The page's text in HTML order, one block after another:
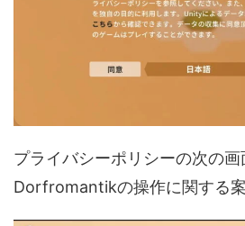
プライバシーポリシーの次の画
Dorfromantikの操作に関する案